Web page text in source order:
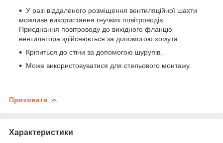
У разі віддаленого розміщення вентиляційної шахти
можливе використання гнучких повітроводів.
Приєднання повітроводу до вихідного фланцю
вентилятора здійснюється за допомогою хомута.
Кріпиться до стіни за допомогою шурупів.
Може використовуватися для стельового монтажу.
Приховати
Характеристики